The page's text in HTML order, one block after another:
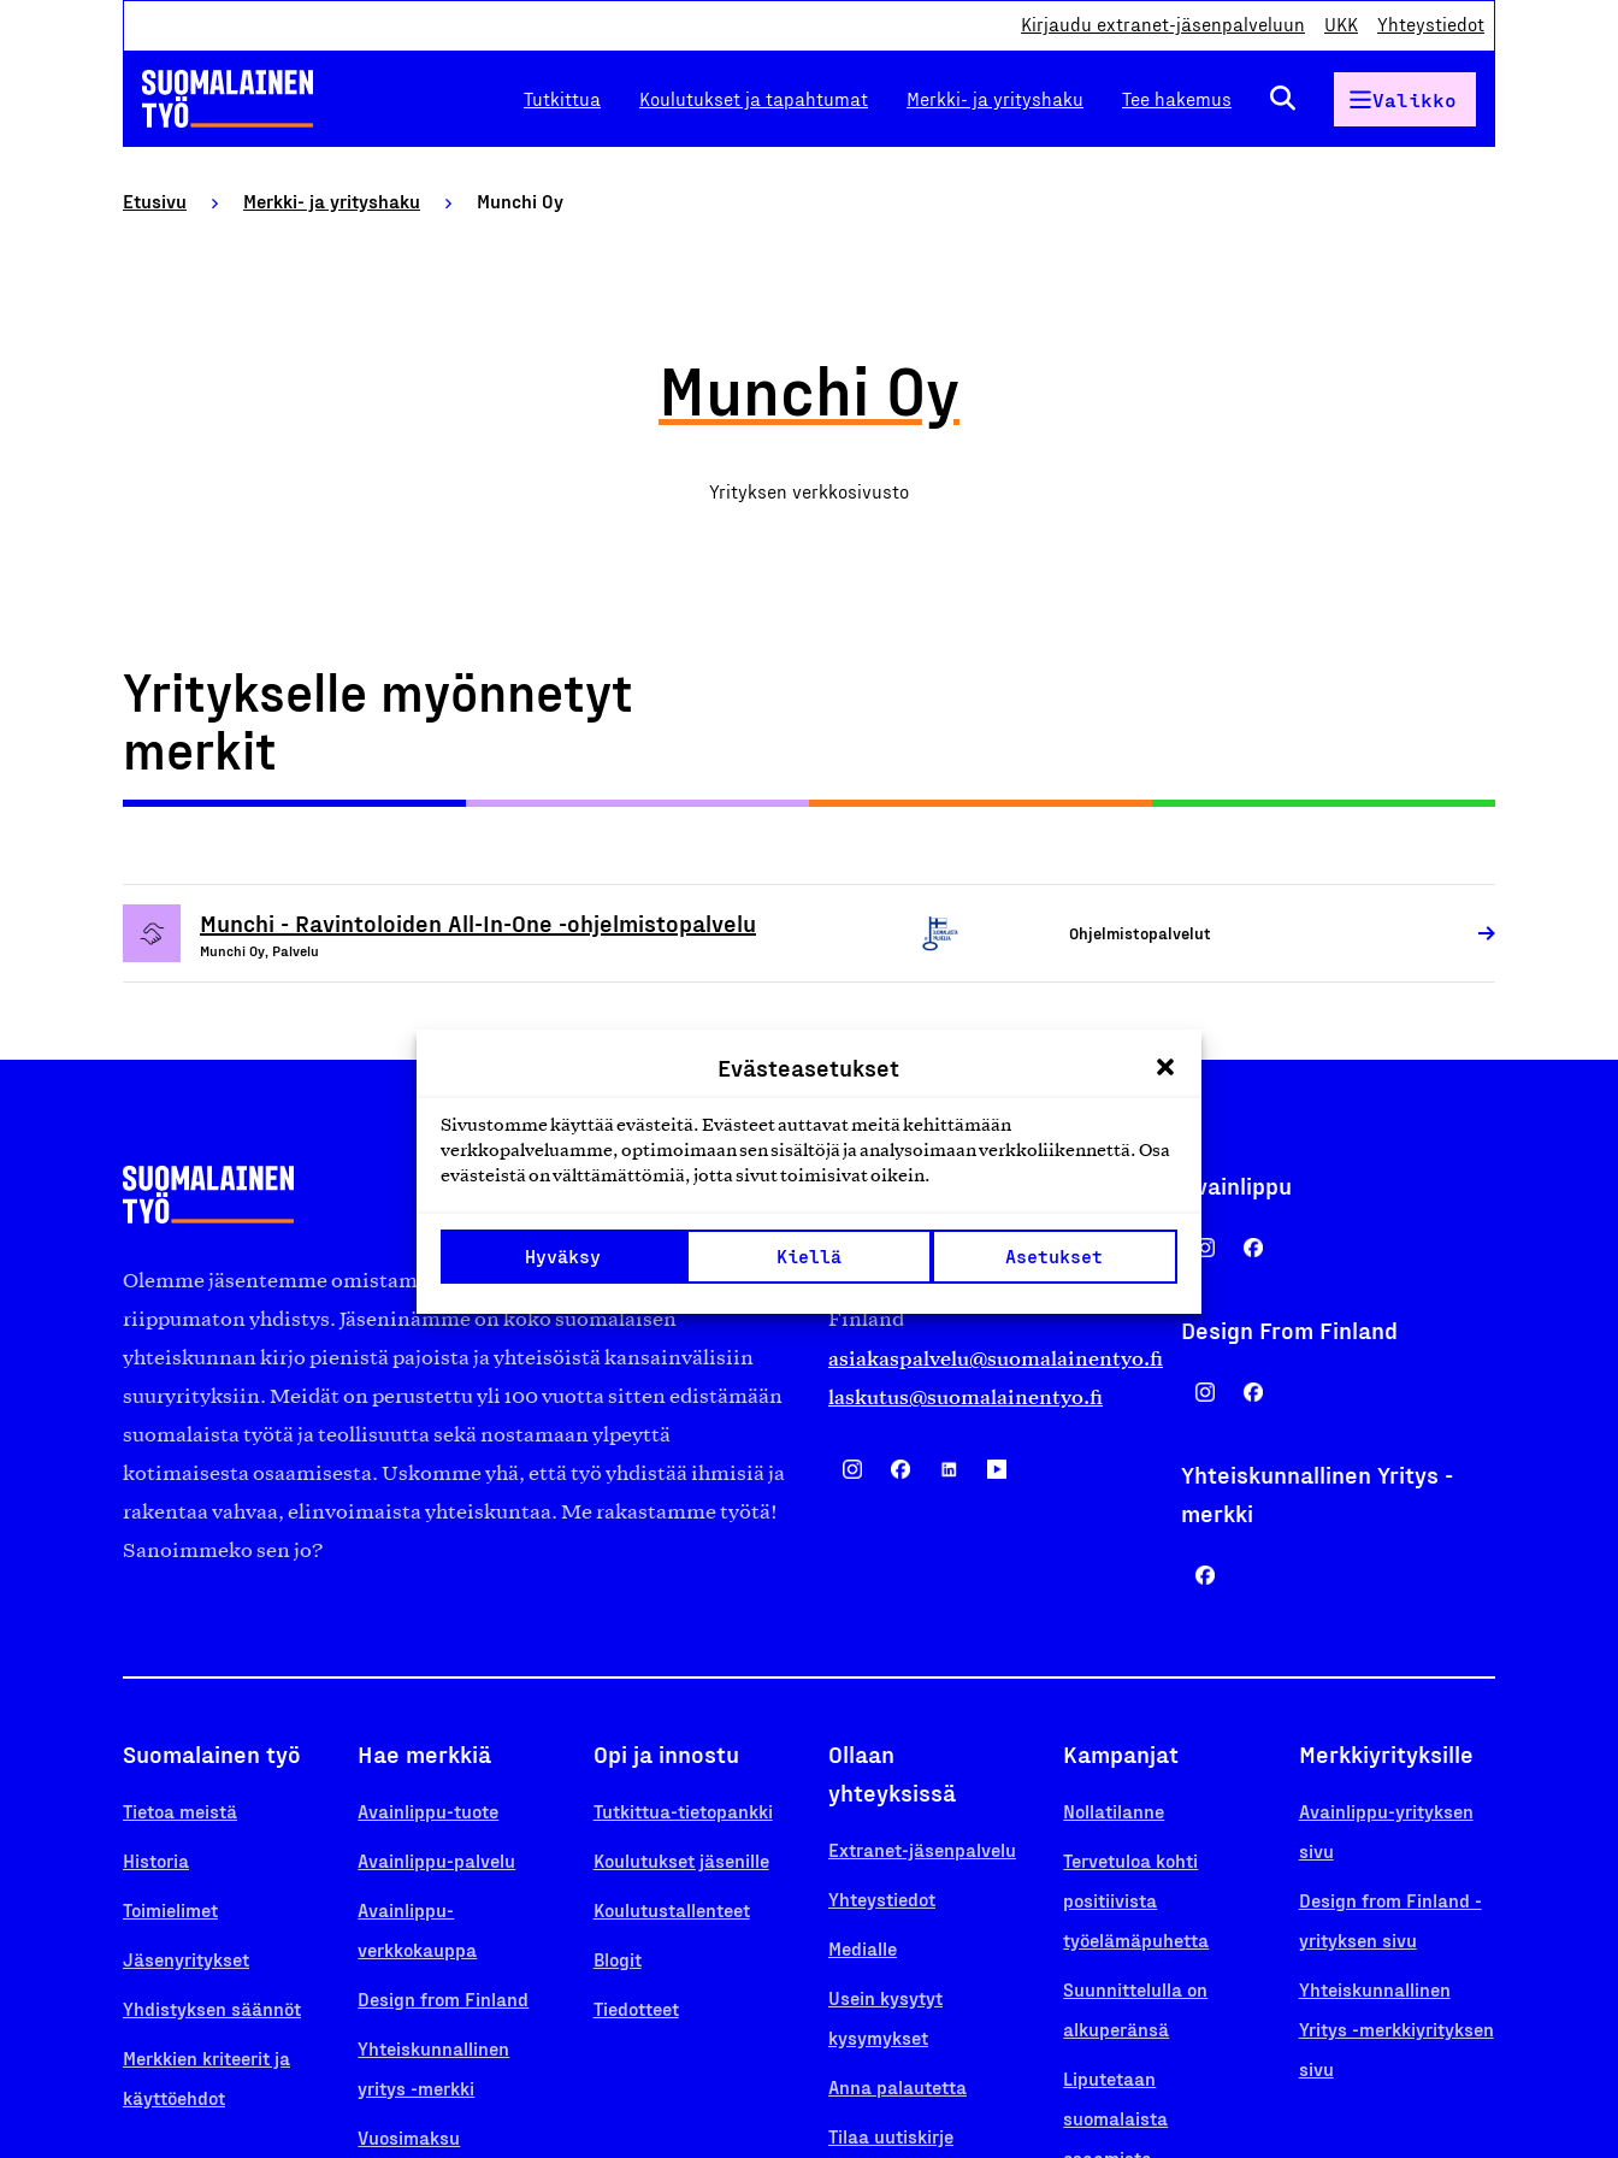
Evästeasetukset
Sivustomme käyttää evästeitä. Evästeet auttavat meitä kehittämään
verkkopalveluamme, optimoimaan sen sisältöjä ja analysoimaan verkkoliikennettä. Osa
evästeistä on välttämättömiä, jotta sivut toimisivat oikein.
Hyväksy Kiellä Asetukset
Kirjaudu extranet-jäsenpalveluun UKK Yhteystiedot
Tutkittua Koulutukset ja tapahtumat Merkki- ja yrityshaku Tee hakemus Valikko
Etusivu Merkki- ja yrityshaku Munchi Oy
Munchi Oy
Yrityksen verkkosivusto
Yritykselle myönnetyt
merkit
Munchi - Ravintoloiden All-In-One -ohjelmistopalvelu
Munchi Oy, Palvelu
Ohjelmistopalvelut
Olemme jäsentemme omistama puolueeton, työmarkkinajärjestöistä
riippumaton yhdistys. Jäseninämme on koko suomalaisen
yhteiskunnan kirjo pienistä pajoista ja yhteisöistä kansainvälisiin
suuryrityksiin. Meidät on perustettu yli 100 vuotta sitten edistämään
suomalaista työtä ja teollisuutta sekä nostamaan ylpeyttä
kotimaisesta osaamisesta. Uskomme yhä, että työ yhdistää ihmisiä ja
rakentaa vahvaa, elinvoimaista yhteiskuntaa. Me rakastamme työtä!
Sanoimmeko sen jo?
Suomalainen työ ry
00130 Helsinki
Finland
asiakaspalvelu@suomalainentyo.fi
laskutus@suomalainentyo.fi
Avainlippu
Design From Finland
Yhteiskunnallinen Yritys -
merkki
Suomalainen työ
Tietoa meistä
Historia
Toimielimet
Jäsenyritykset
Yhdistyksen säännöt
Merkkien kriteerit ja
käyttöehdot
Hae merkkiä
Avainlippu-tuote
Avainlippu-palvelu
Avainlippu-
verkkokauppa
Design from Finland
Yhteiskunnallinen
yritys -merkki
Vuosimaksu
Opi ja innostu
Tutkittua-tietopankki
Koulutukset jäsenille
Koulutustallenteet
Blogit
Tiedotteet
Ollaan
yhteyksissä
Extranet-jäsenpalvelu
Yhteystiedot
Medialle
Usein kysytyt
kysymykset
Anna palautetta
Tilaa uutiskirje
Kampanjat
Nollatilanne
Tervetuloa kohti
positiivista
työelämäpuhetta
Suunnittelulla on
alkuperänsä
Liputetaan
suomalaista
Merkkiyrityksille
Avainlippu-yrityksen
sivu
Design from Finland -
yrityksen sivu
Yhteiskunnallinen
Yritys -merkkiyrityksen
sivu